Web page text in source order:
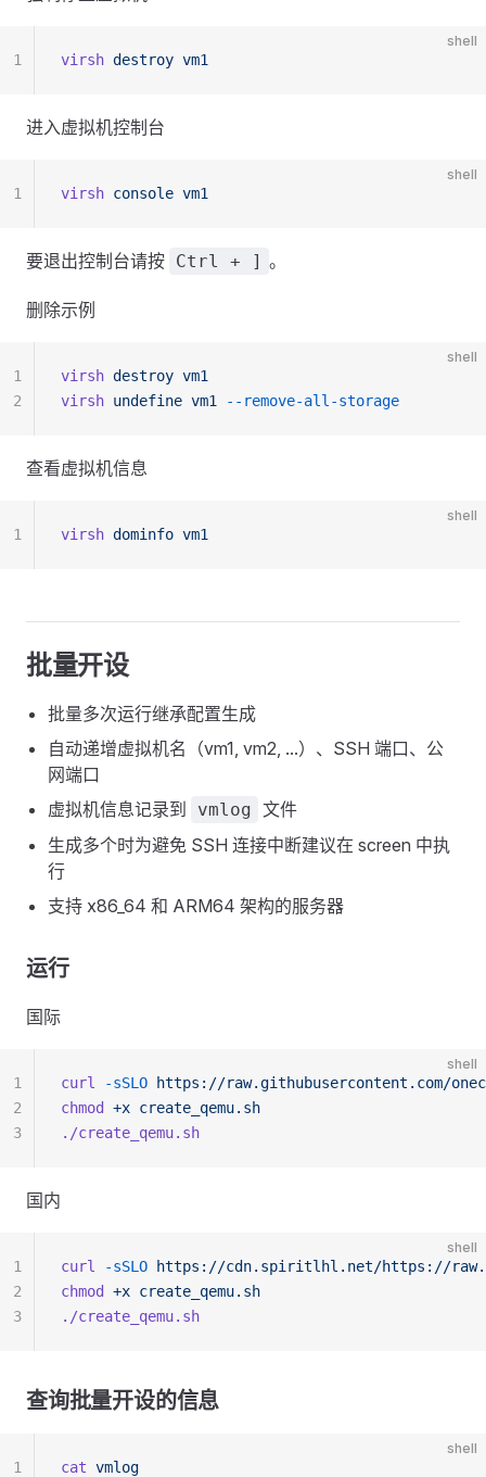
shell
virsh destroy vm1
1
进入虚拟机控制台
shell
virsh console vm1
1
要退出控制台请按 Ctrl + ] 。
删除示例
shell
virsh destroy vm1
virsh undefine vm1 --remove-all-storage
1
2
查看虚拟机信息
shell
virsh dominfo vm1
1
批量开设
批量多次运行继承配置生成
自动递增虚拟机名（vm1, vm2, ...）、SSH 端口、公
网端口
虚拟机信息记录到
vmlog 文件
生成多个时为避免 SSH 连接中断建议在 screen 中执
行
支持 x86_64 和 ARM64 架构的服务器
运行
国际
shell
curl -sSLO https://raw.githubusercontent.com/
chmod
+x create_qemu.sh
./create_qemu.sh
1
2
3
国内
shell
curl -sSLO https://cdn.spiritlhl.net/https://
chmod
+x create_qemu.sh
./create_qemu.sh
1
2
3
查询批量开设的信息
shell
cat vmlog
1